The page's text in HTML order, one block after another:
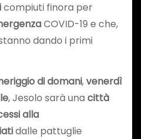
compiuti finora per
COVID-19 e che,
dando i primi
di domani,venerdì
, Jesolo sarà una città
alla
dalle pattuglie